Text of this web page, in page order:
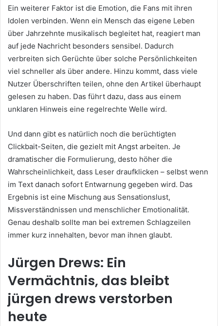
Ein weiterer Faktor ist die Emotion, die Fans mit ihren
Idolen verbinden. Wenn ein Mensch das eigene Leben
über Jahrzehnte musikalisch begleitet hat, reagiert man
auf jede Nachricht besonders sensibel. Dadurch
verbreiten sich Gerüchte über solche Persönlichkeiten
viel schneller als über andere. Hinzu kommt, dass viele
Nutzer Überschriften teilen, ohne den Artikel überhaupt
gelesen zu haben. Das führt dazu, dass aus einem
unklaren Hinweis eine regelrechte Welle wird.
Und dann gibt es natürlich noch die berüchtigten
Clickbait-Seiten, die gezielt mit Angst arbeiten. Je
dramatischer die Formulierung, desto höher die
Wahrscheinlichkeit, dass Leser draufklicken – selbst wenn
im Text danach sofort Entwarnung gegeben wird. Das
Ergebnis ist eine Mischung aus Sensationslust,
Missverständnissen und menschlicher Emotionalität.
Genau deshalb sollte man bei extremen Schlagzeilen
immer kurz innehalten, bevor man ihnen glaubt.
Jürgen Drews: Ein
Vermächtnis, das bleibt
jürgen drews verstorben
heute